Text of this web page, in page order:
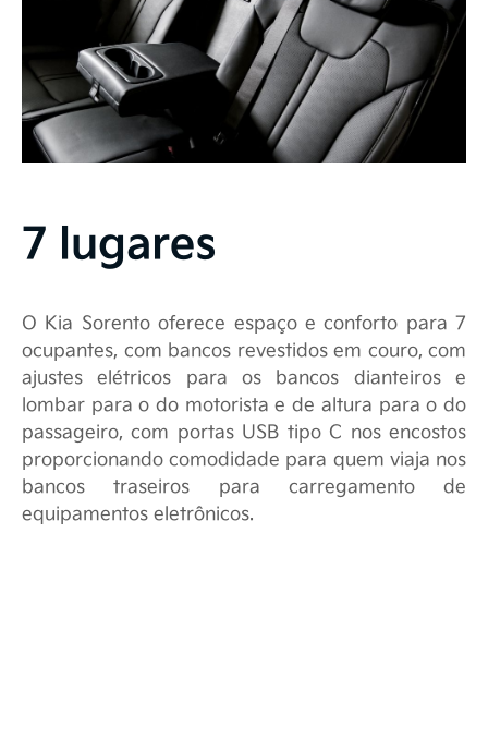
7 lugares
O Kia Sorento oferece espaço e conforto para 7
ocupantes, com bancos revestidos em couro, com
ajustes elétricos para os bancos dianteiros e
lombar para o do motorista e de altura para o do
passageiro, com portas USB tipo C nos encostos
proporcionando comodidade para quem viaja nos
bancos traseiros para carregamento de
equipamentos eletrônicos.